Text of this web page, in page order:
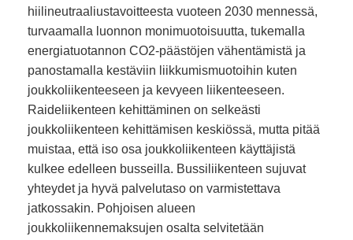
hiilineutraaliustavoitteesta vuoteen 2030 mennessä,
turvaamalla luonnon monimuotoisuutta, tukemalla
energiatuotannon CO2-päästöjen vähentämistä ja
panostamalla kestäviin liikkumismuotoihin kuten
joukkoliikenteeseen ja kevyeen liikenteeseen.
Raideliikenteen kehittäminen on selkeästi
joukkoliikenteen kehittämisen keskiössä, mutta pitää
muistaa, että iso osa joukkoliikenteen käyttäjistä
kulkee edelleen busseilla. Bussiliikenteen sujuvat
yhteydet ja hyvä palvelutaso on varmistettava
jatkossakin. Pohjoisen alueen
joukkoliikennemaksujen osalta selvitetään